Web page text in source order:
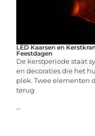
LED Kaarsen en
Feestdagen
De kerstperiode staat
en decoraties die het
plek. Twee elementen
terug
...